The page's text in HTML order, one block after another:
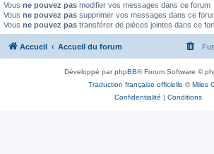
Vous ne pouvez pas modifier vos messages dans ce forum
Vous ne pouvez pas supprimer vos messages dans ce
Vous ne pouvez pas transférer de pièces jointes dans ce
Accueil Accueil du forum
Développé parphpBB® Forum Software ©
Traduction française officielle ©Miles
Confidentialité | Conditions